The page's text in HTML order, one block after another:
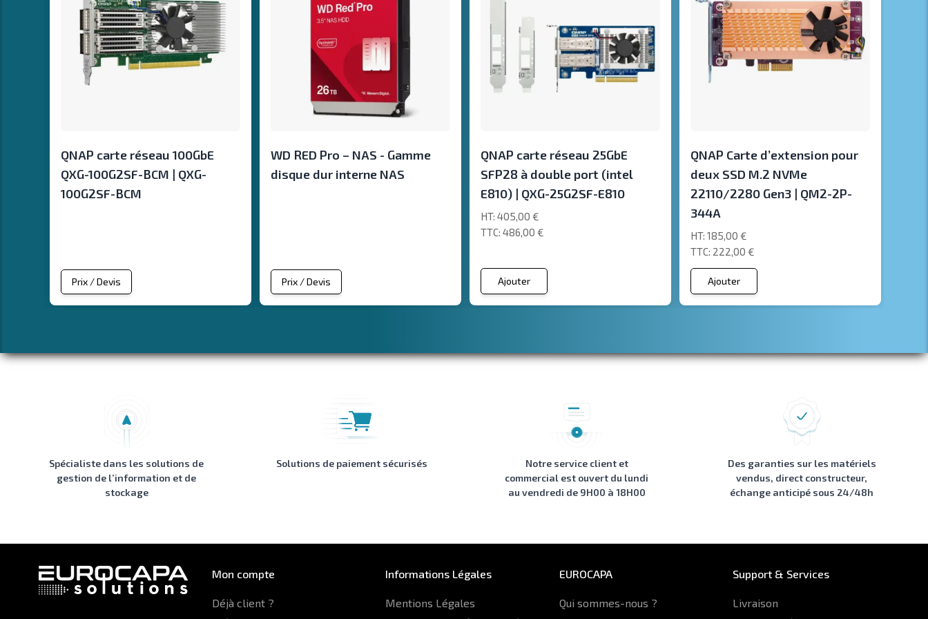
QNAP carte réseau 100GbE
QXG-100G2SF-BCM | QXG-
100G2SF-BCM
Prix / Devis
WD RED Pro – NAS - Gamme
disque dur interne NAS
Prix / Devis
QNAP carte réseau 25GbE
SFP28 à double port (intel
E810) | QXG-25G2SF-E810
486,00 €
405,00 €
Ajouter
QNAP Carte d’extension pour
deux SSD M.2 NVMe
22110/2280 Gen3 | QM2-2P-
344A
222,00 €
185,00 €
Ajouter
Spécialiste dans les solutions de
gestion de l’information et de
stockage
Solutions de paiement sécurisés
Notre service client et
commercial est ouvert du lundi
au vendredi de 9H00 à 18H00
Des garanties sur les matériels
vendus, direct constructeur,
échange anticipé sous 24/48h
Mon compte
Déjà client ?
Informations Légales
Mentions Légales
EUROCAPA
Qui sommes-nous ?
Support & Services
Livraison